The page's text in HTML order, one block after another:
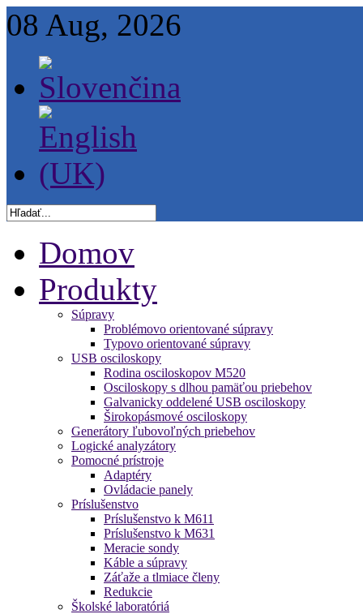
08 Aug, 2026
Domov
Produkty
Súpravy
Problémovo orientované súpravy
Typovo orientované súpravy
USB osciloskopy
Rodina osciloskopov M520
Osciloskopy s dlhou pamäťou priebehov
Galvanicky oddelené USB osciloskopy
Širokopásmové osciloskopy
Generátory ľubovoľných priebehov
Logické analyzátory
Pomocné prístroje
Adaptéry
Ovládacie panely
Príslušenstvo
Príslušenstvo k M611
Príslušenstvo k M631
Meracie sondy
Káble a súpravy
Záťaže a tlmiace členy
Redukcie
Školské laboratóriá